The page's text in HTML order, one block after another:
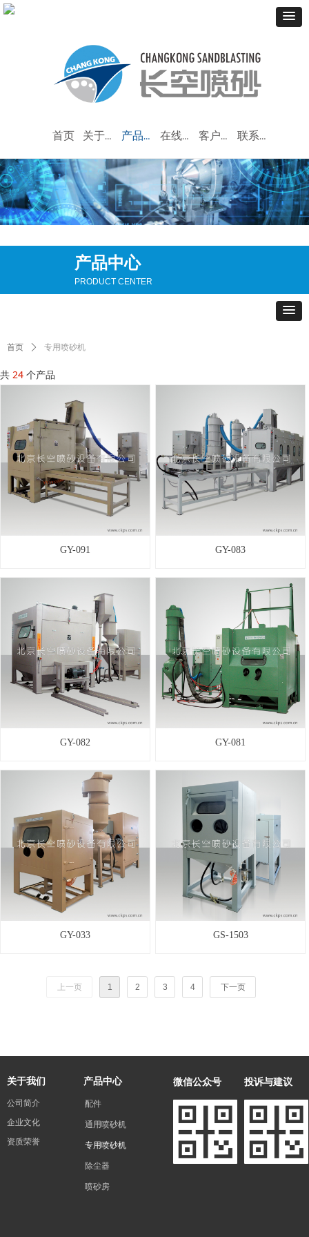
首页 关于我们 产品中心 在线留言 客户服务 联系我们
共 24 个产品
GY-091 GY-083
GY-082 GY-081
GY-033 GS-1503
上一页 1 2 3 4 下一页
产品中心
PRODUCT CENTER
首页 ꄲ 专用喷砂机
关于我们
公司简介
企业文化
资质荣誉
产品中心
配件
通用喷砂机
专用喷砂机
除尘器
喷砂房
微信公众号 投诉与建议